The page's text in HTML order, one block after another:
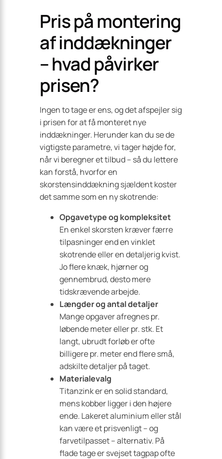
Pris på montering
af inddækninger
– hvad påvirker
prisen?
Ingen to tage er ens, og det afspejler sig
i prisen for at få monteret nye
inddækninger. Herunder kan du se de
vigtigste parametre, vi tager højde for,
når vi beregner et tilbud – så du lettere
kan forstå, hvorfor en
skorstensinddækning sjældent koster
det samme som en ny skotrende:
Opgavetype og kompleksitet
En enkel skorsten kræver færre
tilpasninger end en vinklet
skotrende eller en detaljerig kvist.
Jo flere knæk, hjørner og
gennembrud, desto mere
tidskrævende arbejde.
Længder og antal detaljer
Mange opgaver afregnes pr.
løbende meter eller pr. stk. Et
langt, ubrudt forløb er ofte
billigere pr. meter end flere små,
adskilte detaljer på taget.
Materialevalg
Titanzink er en solid standard,
mens kobber ligger i den højere
ende. Lakeret aluminium eller stål
kan være et prisvenligt – og
farvetilpasset – alternativ. På
flade tage er svejset tagpap ofte